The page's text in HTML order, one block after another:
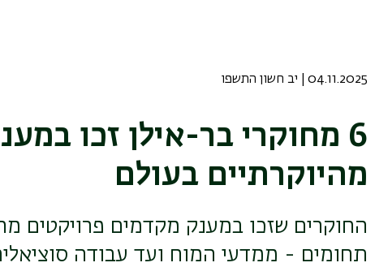
04.11.2025 | יב חשון התשפו
מהיוקרתיים בעולם
החוקרים שזכו במענק מקדמים פרויקטים
תחומים - ממדעי המוח ועד עבודה